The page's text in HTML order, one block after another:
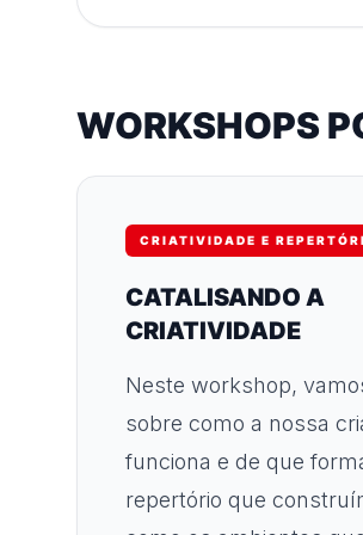
WORKSHOPS
CRIATIVIDADE E
CATALISANDO A
CRIATIVIDADE
Neste workshop,
sobre como a nossa
funciona e de que
repertório que